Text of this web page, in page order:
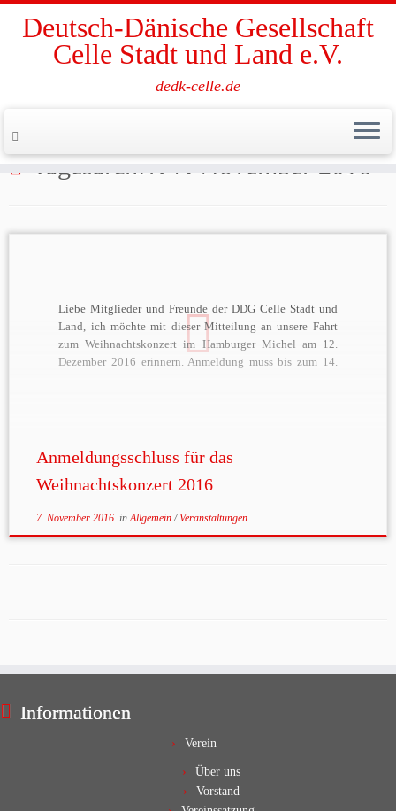
springen
Deutsch-Dänische Gesellschaft
Celle Stadt und Land e.V.
dedk-celle.de
Tagesarchiv:7. November 2016
Liebe Mitglieder und Freunde der DDG Celle Stadt und
Land, ich möchte mit dieser Mitteilung an unsere Fahrt
zum Weihnachtskonzert im Hamburger Michel am 12.
Dezember 2016 erinnern. Anmeldung muss bis zum 14.
Anmeldungsschluss für das
Weihnachtskonzert 2016
7. November 2016inAllgemein/Veranstaltungen
Informationen
Verein
Über uns
Vorstand